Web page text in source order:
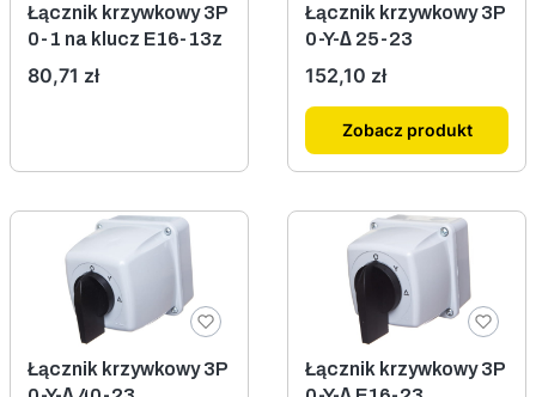
Łącznik krzywkowy 3P
0-1 na klucz E16-13z
Cena
80,71 zł
Łącznik krzywkowy 3P
0-Y-∆ 25-23
Cena
152,10 zł
Zobacz produkt
Łącznik krzywkowy 3P
Łącznik krzywkowy 3P